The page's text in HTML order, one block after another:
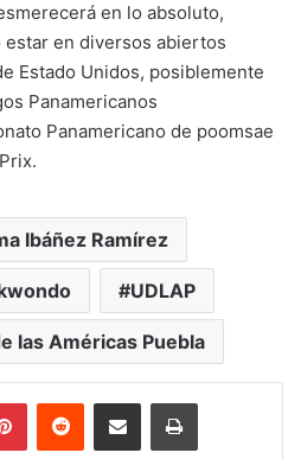
en lo absoluto,
en diversos abiertos
Estado Unidos, posiblemente
Panamericanos
Panamericano de poomsae
Ibáñez Ramírez
UDLAP
las Américas Puebla
PinterestReddit Share via Email Print